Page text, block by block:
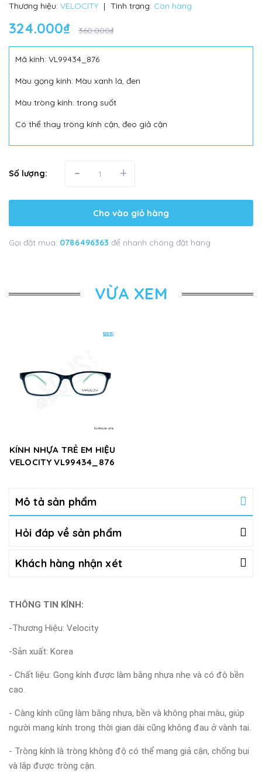
Thương hiệu: VELOCITY | Tình trạng: Còn hàng
324.000₫ 360.000₫
Mã kính: VL99434_876
Màu gọng kính: Màu xanh lá, đen
Màu tròng kính: trong suốt
Có thể thay tròng kính cận, đeo giả cận
Số lượng: - +
Cho vào giỏ hàng
Gọi đặt mua: 0786496363 để nhanh chóng đặt hàng
VỪA XEM
KÍNH NHỰA TRẺ EM HIỆU
VELOCITY VL99434_876
Mô tả sản phẩm
Hỏi đáp về sản phẩm
Khách hàng nhận xét
THÔNG TIN KÍNH:
-Thương Hiệu: Velocity
-Sản xuất: Korea
- Chất liệu: Gọng kính được làm bằng nhựa nhẹ và có độ bền
cao.
- Càng kính cũng làm bằng nhựa, bền và không phai màu, giúp
người mang kính trong thời gian dài cũng không đau ở vành tai.
- Tròng kính là tròng không độ có thể mang giả cận, chống bụi
và lắp được tròng cận.